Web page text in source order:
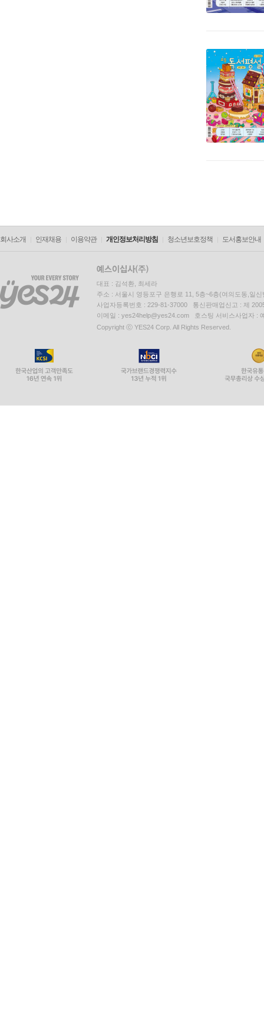
회사소개 인재채용 이용약관 개인정보처리방침 청소년보호정책 도서홍보안내
대표 : 김석환, 최세라
주소 : 서울시 영등포구 은행로 11, 5층~6층(여의도동,일신
사업자등록번호 : 229-81-37000 통신판매업신고 : 제
이메일 : yes24help@yes24.com 호스팅 서비스사업자 :
Copyright ⓒ YES24 Corp. All Rights Reserved.